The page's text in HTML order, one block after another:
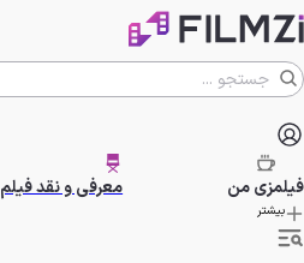
فیلمزیمن معرفی و نقد فیلم
بیشتر